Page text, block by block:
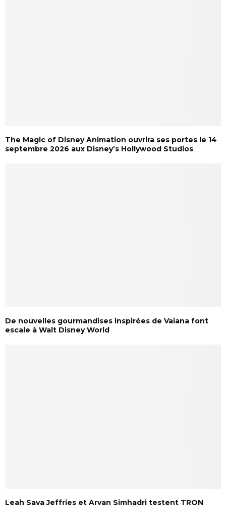
The Magic of Disney Animation ouvrira ses portes le 14
septembre 2026 aux Disney’s Hollywood Studios
De nouvelles gourmandises inspirées de Vaiana font
escale à Walt Disney World
Leah Sava Jeffries et Aryan Simhadri testent TRON